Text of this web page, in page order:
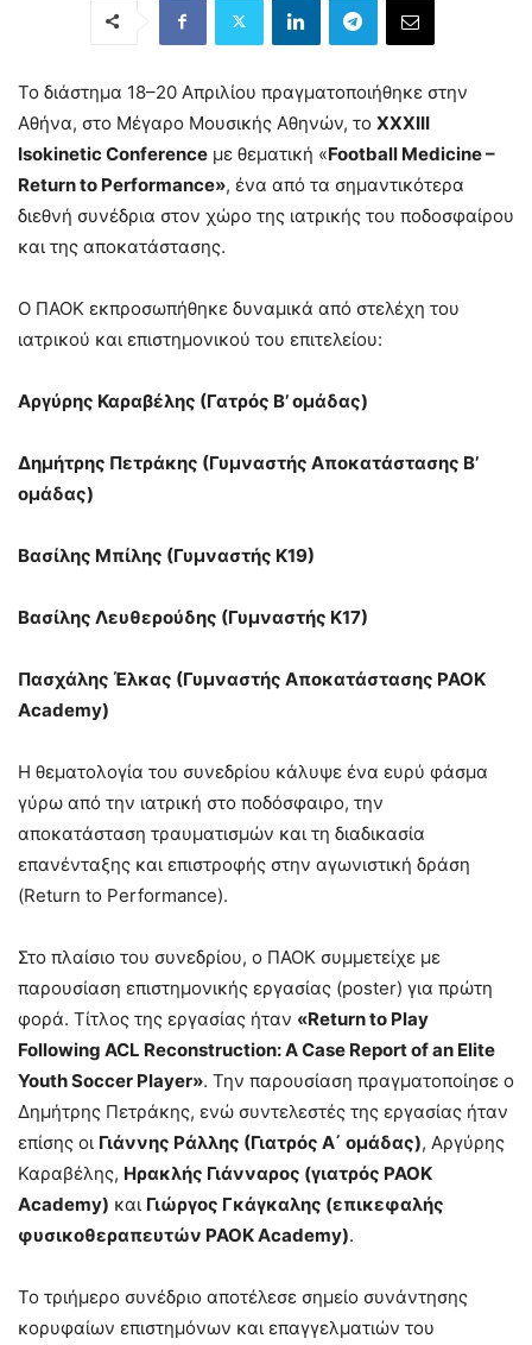
Το διάστημα 18–20 Απριλίου πραγματοποιήθηκε στην
Αθήνα, στο Μέγαρο Μουσικής Αθηνών, το XXXIII
IsokineticConference με θεματική «Football Medicine–
Returnto Performance», ένα από τα σημαντικότερα
διεθνή συνέδρια στον χώρο της ιατρικής του ποδοσφαίρου
και της αποκατάστασης.
Ο ΠΑΟΚ εκπροσωπήθηκε δυναμικά από στελέχη του
ιατρικού και επιστημονικού του επιτελείου:
Αργύρης Καραβέλης (Γατρός Β’ ομάδας)
Δημήτρης Πετράκης (Γυμναστής Αποκατάστασης Β’
ομάδας)
Βασίλης Μπίλης (Γυμναστής Κ19)
Βασίλης Λευθερούδης (Γυμναστής Κ17)
Πασχάλης Έλκας (Γυμναστής Αποκατάστασης PAOK
Academy)
Η θεματολογία του συνεδρίου κάλυψε ένα ευρύ φάσμα
γύρω από την ιατρική στο ποδόσφαιρο, την
αποκατάσταση τραυματισμών και τη διαδικασία
επανένταξης και επιστροφής στην αγωνιστική δράση
(Return to Performance).
Στο πλαίσιο του συνεδρίου, ο ΠΑΟΚ συμμετείχε με
παρουσίαση επιστημονικής εργασίας (poster) για πρώτη
φορά. Τίτλος της εργασίας ήταν «Return to Play
Following ACL Reconstruction: A Case Report of an Elite
Youth Soccer Player». Την παρουσίαση πραγματοποίησε ο
Δημήτρης Πετράκης, ενώ συντελεστές της εργασίας ήταν
επίσης οι Γιάννης Ράλλης (Γιατρός Α΄ ομάδας), Αργύρης
Καραβέλης, Ηρακλής Γιάνναρος (γιατρός PAOK
Academy) και Γιώργος Γκάγκαλης (επικεφαλής
φυσικοθεραπευτών PAOKAcademy).
Το τριήμερο συνέδριο αποτέλεσε σημείο συνάντησης
κορυφαίων επιστημόνων και επαγγελματιών του